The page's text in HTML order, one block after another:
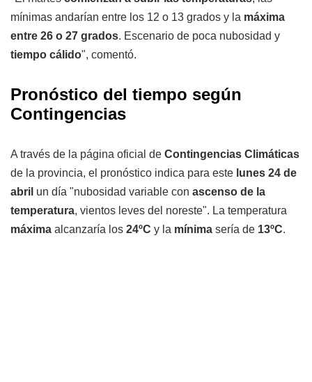
mínimas andarían entre los 12 o 13 grados y la máxima
entre 26 o 27 grados. Escenario de poca nubosidad y
tiempo cálido", comentó.
Pronóstico del tiempo según
Contingencias
A través de la página oficial de Contingencias Climáticas
de la provincia, el pronóstico indica para este lunes 24 de
abril un día "nubosidad variable con ascenso de la
temperatura, vientos leves del noreste". La temperatura
máxima alcanzaría los 24ºC y la mínima sería de 13ºC.